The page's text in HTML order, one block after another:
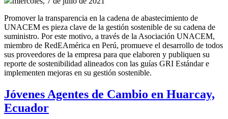
Promover la transparencia en la cadena de abastecimiento de
UNACEM es pieza clave de la gestión sostenible de su cadena de
suministro. Por este motivo, a través de la Asociación UNACEM,
miembro de RedEAmérica en Perú, promueve el desarrollo de todos
sus proveedores de la empresa para que elaboren y publiquen su
reporte de sostenibilidad alineados con las guías GRI Estándar e
implementen mejoras en su gestión sostenible.
Jóvenes Agentes de Cambio en Huarcay,
Ecuador